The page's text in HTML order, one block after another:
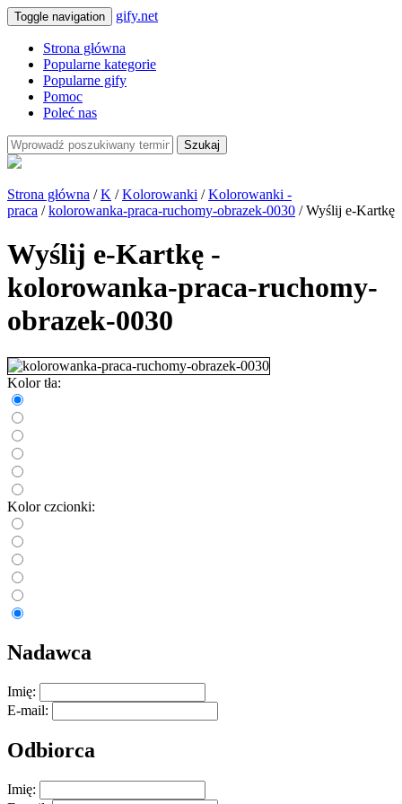
Toggle navigation gify.net
Strona główna
Popularne kategorie
Popularne gify
Pomoc
Poleć nas
Szukaj
Strona główna /K /Kolorowanki /Kolorowanki -
praca /kolorowanka-praca-ruchomy-obrazek-0030 / Wyślij e-Kartkę
Wyślij e-Kartkę -
kolorowanka-praca-ruchomy-
obrazek-0030
Kolor tła:
Kolor czcionki:
Nadawca
Imię:
E-mail:
Odbiorca
Imię: